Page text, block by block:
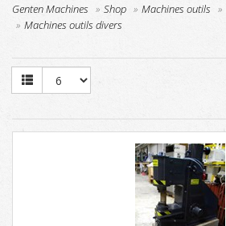
Genten Machines Shop Machines outils
Machines outils divers